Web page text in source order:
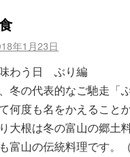
年1月23日
わう日 ぶり編
冬の代表的なご馳走「
何度も名をかえること
大根は冬の富山の郷土料
富山の伝統料理です。